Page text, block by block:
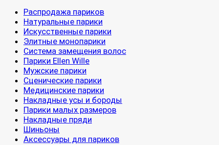
Распродажа париков
Натуральные парики
Искусственные парики
Элитные монопарики
Система замещения волос
Парики Ellen Wille
Мужские парики
Сценические парики
Медицинские парики
Накладные усы и бороды
Парики малых размеров
Накладные пряди
Шиньоны
Аксессуары для париков